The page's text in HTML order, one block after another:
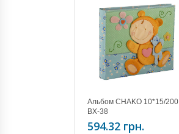
Альбом CHAKO 10*15/200
BX-38
594.32 грн.